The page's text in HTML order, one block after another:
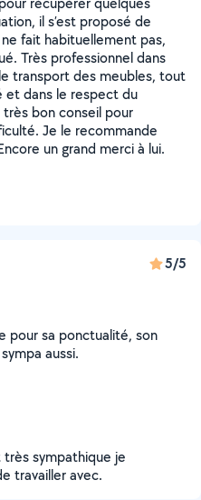
il s’est proposé de
fait habituellement pas,
Très professionnel dans
transport des meubles, tout
et dans le respect du
bon conseil pour
Je le recommande
un grand merci à lui.
5/5
pour sa ponctualité, son
aussi.
sympathique je
travailler avec.